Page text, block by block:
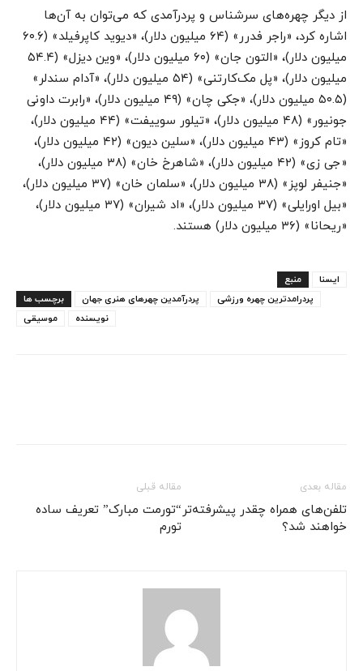
از دیگر چهره‌های سرشناس و پردرآمدی که می‌توان به آن‌ها
اشاره کرد، «راجر فدرر» (۶۴ میلیون دلار)، «دیوید کاپرفیلد» (۶۰.۶
میلیون دلار)،‌ «التون جان» (۶۰ میلیون دلار)،‌ «وین دیزل» (۵۴.۴
میلیون دلار)،‌ «پل مک‌کارتنی» (۵۴ میلیون دلار)،‌ «آدام سندلر»
(۵۰.۵ میلیون دلار)، «جکی چان» (۴۹ میلیون دلار)، «رابرت داونی
جونیور» (۴۸ میلیون دلار)، «تیلور سوییفت» (۴۴ میلیون دلار)،‌
«تام کروز» (۴۳ میلیون دلار)، «سلین دیون» (۴۲ میلیون دلار)،‌
«جی زی» (۴۲ میلیون دلار)، «شاهرخ خان» (۳۸ میلیون دلار)،‌
«جنیفر لوپز» (۳۸ میلیون دلار)، «سلمان خان» (۳۷ میلیون دلار)،‌
«بیل اورایلی» (۳۷ میلیون دلار)، «اد شیران» (۳۷ میلیون دلار)،‌
«ریحانا» (۳۶ میلیون دلار) هستند.
منبع
ایسنا
برچسب ها
پردرآمدین چهرهای هنری جهان
پردرامدترین چهره ورزشی
موسیقی
نویسنده
مقاله قبلی
“تورمت مبارک” تعریف ساده
تورم
مقاله بعدی
تلفن‌های همراه چقدر پیشرفته‌تر
خواهند شد؟